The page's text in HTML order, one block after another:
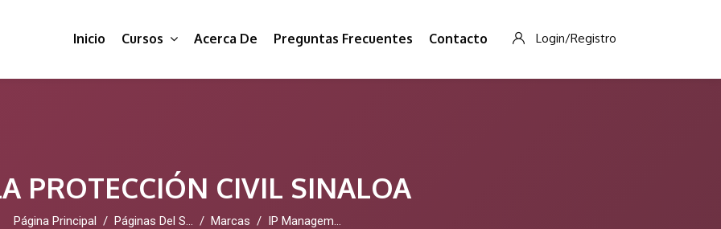
Inicio Cursos Acerca De Preguntas Frecuentes Contacto Login/Registro
PROTECCIÓN CIVIL SINALOA
Página Principal Páginas Del Sitio Marcas IP Management Software 2026